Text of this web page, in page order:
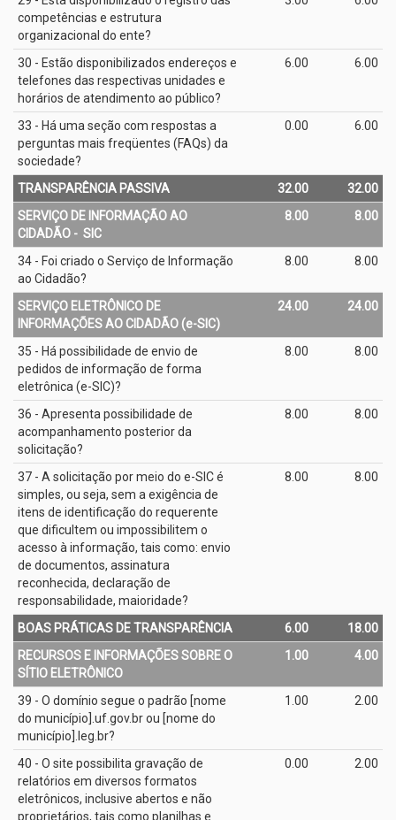
competências e estrutura
organizacional do ente?
30 - Estão disponibilizados endereços e
telefones das respectivas unidades e
horários de atendimento ao público?
6.00 6.00
33 - Há uma seção com respostas a
perguntas mais freqüentes (FAQs) da
sociedade?
0.00 6.00
TRANSPARÊNCIA PASSIVA 32.00
32.00
SERVIÇO DE INFORMAÇÃO AO
CIDADÃO - ­ SIC
8.00 8.00
34 - Foi criado o Serviço de Informação
ao Cidadão?
8.00 8.00
SERVIÇO ELETRÔNICO DE
INFORMAÇÕES AO CIDADÃO (e­-SIC)
24.00 24.00
35 - Há possibilidade de envio de
pedidos de informação de forma
eletrônica (e­-SIC)?
8.00 8.00
36 - Apresenta possibilidade de
acompanhamento posterior da
solicitação?
8.00 8.00
37 - A solicitação por meio do e­-SIC é
simples, ou seja, sem a exigência de
itens de identificação do requerente
que dificultem ou impossibilitem o
acesso à informação, tais como: envio
de documentos, assinatura
reconhecida, declaração de
responsabilidade, maioridade?
8.00 8.00
BOAS PRÁTICAS DE TRANSPARÊNCIA 6.00
18.00
RECURSOS E INFORMAÇÕES SOBRE O
SÍTIO ELETRÔNICO
1.00 4.00
39 - O domínio segue o padrão [nome
do município].uf.gov.br ou [nome do
município].leg.br?
1.00 2.00
40 - O site possibilita gravação de
relatórios em diversos formatos
eletrônicos, inclusive abertos e não
proprietários, tais como planilhas e
0.00 2.00